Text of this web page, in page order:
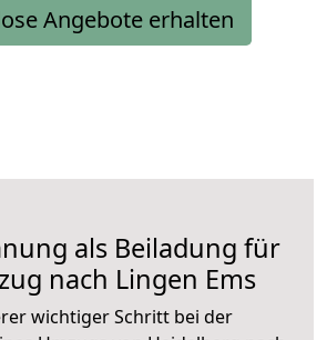
Angebote erhalten
als Beiladung für
nach Lingen Ems
wichtiger Schritt bei der